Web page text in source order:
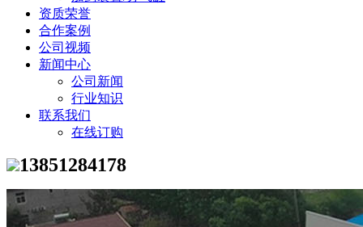
资质荣誉
合作案例
公司视频
新闻中心
公司新闻
行业知识
联系我们
在线订购
13851284178